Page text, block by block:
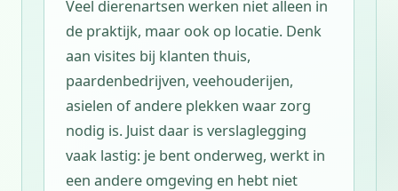
Veel dierenartsen werken niet alleen in
de praktijk, maar ook op locatie. Denk
aan visites bij klanten thuis,
paardenbedrijven, veehouderijen,
asielen of andere plekken waar zorg
nodig is. Juist daar is verslaglegging
vaak lastig: je bent onderweg, werkt in
een andere omgeving en hebt niet